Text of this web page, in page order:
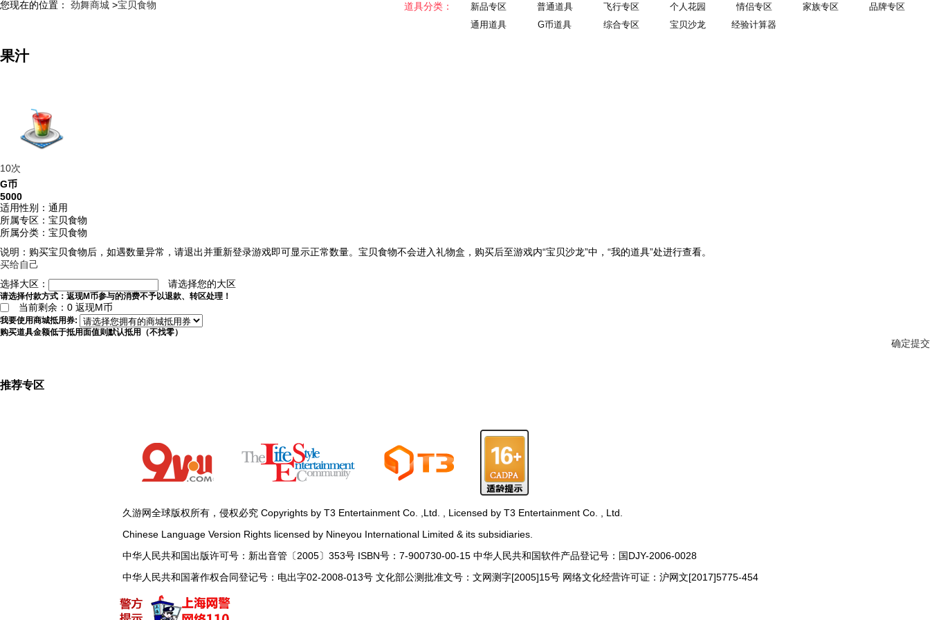
道具分类： 新品专区 普通道具 飞行专区 个人花园 情侣专区 家族专区
品牌专区
通用道具
G币道具 综合专区 宝贝沙龙 经验计算器
您现在的位置： 劲舞商城 >宝贝食物
果汁
10次
G币
5000
适用性别：通用
所属专区：宝贝食物
所属分类：宝贝食物
说明：购买宝贝食物后，如遇数量异常，请退出并重新登录游戏即可显示正常数量。宝贝食物不会进入礼物盒，购买后至游戏内“宝贝沙龙”中，“我的道具”处进行查看。
买给自己
选择大区：
请选择您的大区
请选择付款方式： 返现M币参与的消费不予以退款、转区处理！
当前剩余： 0 返现M币
我要使用商城抵用券:
购买道具金额低于抵用面值则默认抵用（不找零）
确定提交
推荐专区
久游网全球版权所有，侵权必究 Copyrights by T3 Entertainment Co. ,Ltd. , Licensed by T3 Entertainment Co. , Ltd.
Chinese Language Version Rights licensed by Nineyou International Limited & its subsidiaries.
中华人民共和国出版许可号：新出音管〔2005〕353号 ISBN号：7-900730-00-15 中华人民共和国软件产品登记号：国DJY-2006-0028
中华人民共和国著作权合同登记号：电出字02-2008-013号 文化部公测批准文号：文网测字[2005]15号 网络文化经营许可证：沪网文[2017]5775-454